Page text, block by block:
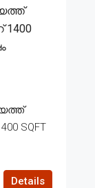
SQFT
Details